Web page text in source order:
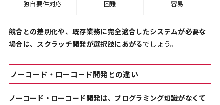
独自要件対応 困難 容易
競合との差別化や、既存業務に完全適合したシステムが必要な
場合は、スクラッチ開発が選択肢にあがるでしょう。
ノーコード・ローコード開発との違い
ノーコード・ローコード開発は、プログラミング知識がなくて